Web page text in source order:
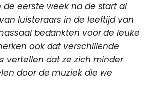
de eerste week na de start al
luisteraars in de leeftijd van
bedankten voor de leuke
ook dat verschillende
vertellen dat ze zich minder
door de muziek die we